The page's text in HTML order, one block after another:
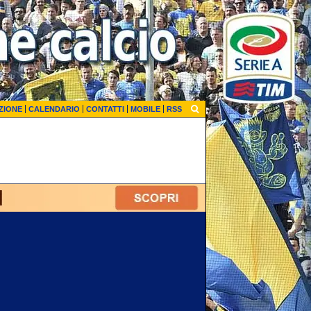
CALENDARIO CONTATTI MOBILE RSS